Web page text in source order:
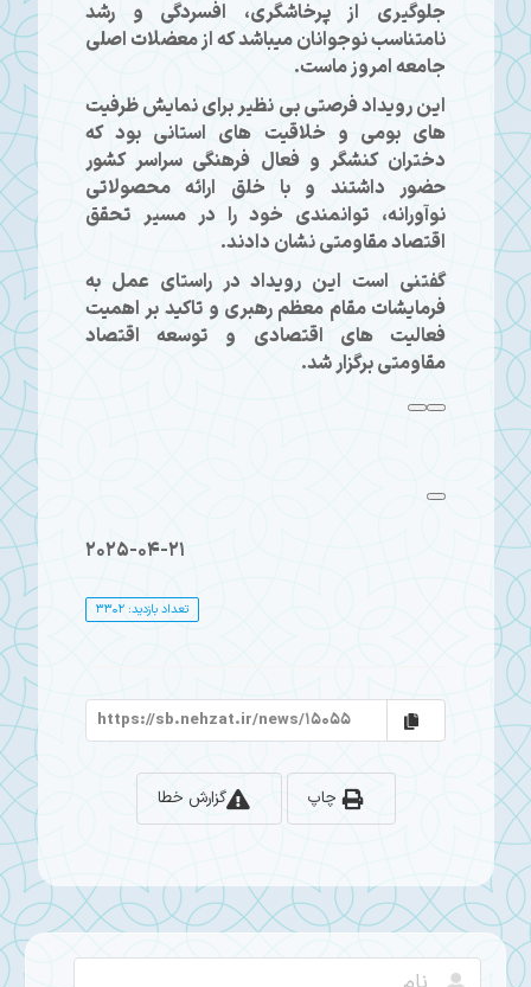
جلوگیری از پرخاشگری، افسردگی و رشد
نامتناسب نوجوانان میباشد که از معضلات اصلی
جامعه امروز ماست.
این رویداد فرصتی بی نظیر برای نمایش ظرفیت
های بومی و خلاقیت های استانی بود که
دختران کنشگر و فعال فرهنگی سراسر کشور
حضور داشتند و با خلق ارائه محصولاتی
نوآورانه، توانمندی خود را در مسیر تحقق
اقتصاد مقاومتی نشان دادند.
گفتنی است این رویداد در راستای عمل به
فرمایشات مقام معظم رهبری و تاکید بر اهمیت
فعالیت های اقتصادی و توسعه اقتصاد
مقاومتی برگزار شد.
2025-04-21
تعداد بازدید: 3302
گزارش خطا چاپ